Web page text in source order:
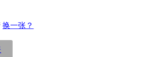
换一张？